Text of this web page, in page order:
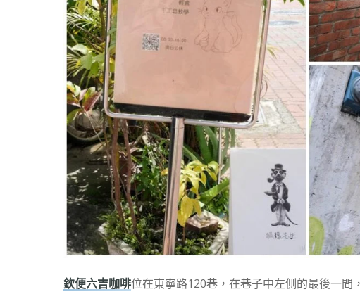
欽便六吉咖啡位在東寧路120巷，在巷子中左側的最後一